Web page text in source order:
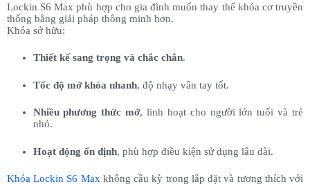
Lockin S6 Max phù hợp cho gia đình muốn thay thế khóa cơ truyền
thống bằng giải pháp thông minh hơn.
Khóa sở hữu:
Thiết kế sang trọng và chắc chắn.
Tốc độ mở khóa nhanh, độ nhạy vân tay tốt.
Nhiều phương thức mở, linh hoạt cho người lớn tuổi và trẻ
nhỏ.
Hoạt động ổn định, phù hợp điều kiện sử dụng lâu dài.
Khóa Lockin S6 Max không cầu kỳ trong lắp đặt và tương thích với